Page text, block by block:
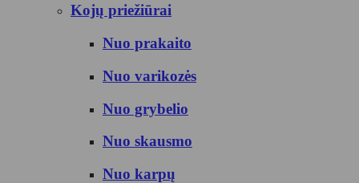
Kojų priežiūrai
Nuo prakaito
Nuo varikozės
Nuo grybelio
Nuo skausmo
Nuo karpų